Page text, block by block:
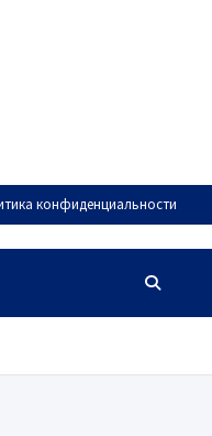
конфиденциальности